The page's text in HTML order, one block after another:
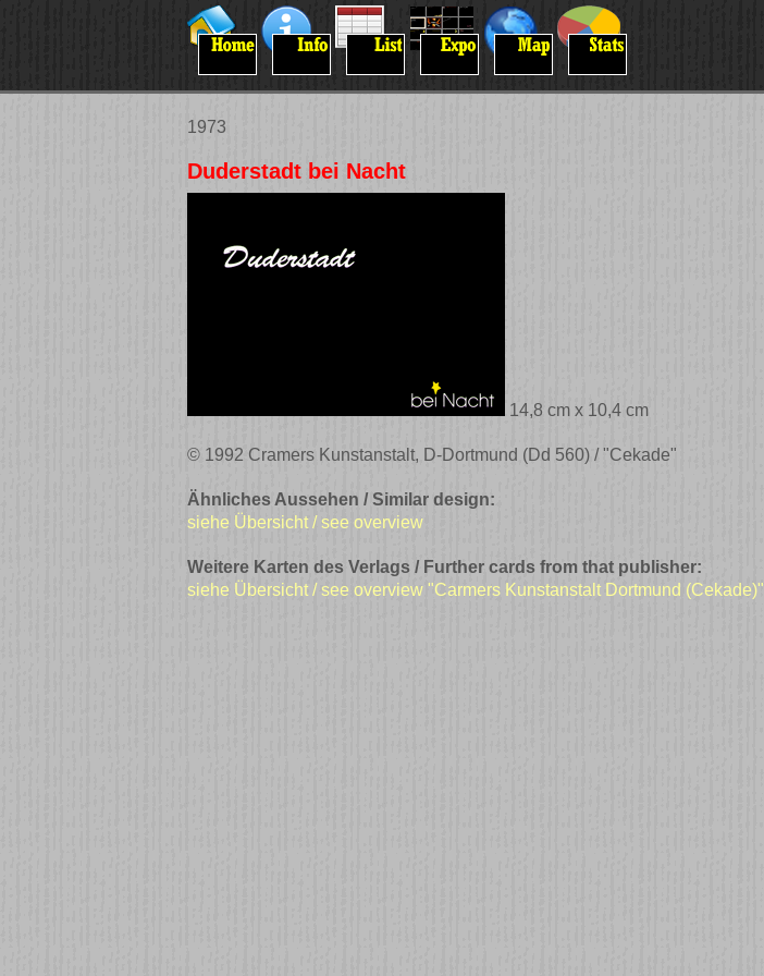
1973
Duderstadt bei Nacht
14,8 cm x 10,4 cm
© 1992 Cramers Kunstanstalt, D-Dortmund (Dd 560) / "Cekade"
Ähnliches Aussehen / Similar design:
siehe Übersicht / see overview
Weitere Karten des Verlags / Further cards from that publisher:
siehe Übersicht / see overview "Carmers Kunstanstalt Dortmund (Cekade)"